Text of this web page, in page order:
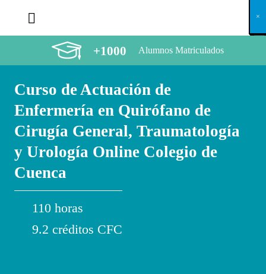
+1000 Alumnos Matriculados
Curso de Actuación de
Enfermería en Quirófano de
Cirugía General, Traumatología
y Urología Online Colegio de
Cuenca
110 horas
9.2 créditos CFC
X
×
×
×
×
×
×
×
×
×
×
×
×
×
×
×
×
×
×
×
×
×
×
×
×
×
×
×
×
×
×
×
×
×
×
×
×
×
×
×
×
×
×
×
×
×
×
×
×
×
×
×
×
×
×
×
×
×
×
×
×
×
×
×
×
×
×
×
×
×
×
×
×
×
×
×
×
×
×
×
×
×
×
×
×
×
×
×
×
×
×
×
×
×
×
×
×
×
×
×
×
×
×
×
×
×
×
×
×
×
×
×
×
×
×
×
×
×
×
×
×
×
×
×
×
×
×
×
×
×
×
×
×
×
×
×
×
×
×
×
×
×
×
×
×
×
×
×
×
×
×
×
×
×
×
×
×
×
×
×
×
×
×
×
×
×
×
×
×
×
×
×
×
×
×
×
×
×
×
×
×
×
×
×
×
×
×
×
×
×
×
×
×
×
×
×
×
×
×
×
×
×
×
×
×
×
×
×
×
×
×
×
×
×
×
×
×